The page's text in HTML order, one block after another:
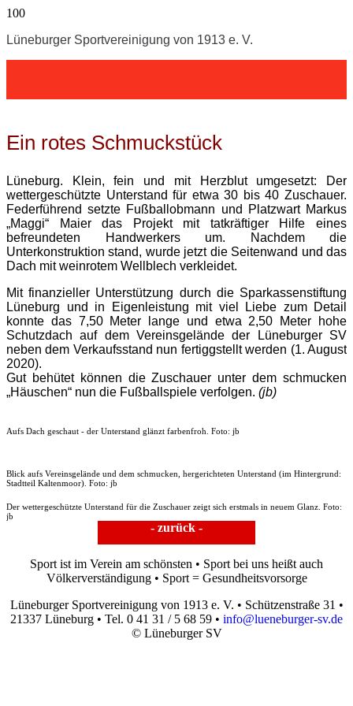
Lüneburger Sportvereinigung von 1913 e. V.
Ein rotes Schmuckstück
Lüneburg. Klein, fein und mit Herzblut umgesetzt: Der
wettergeschützte Unterstand für etwa 30 bis 40 Zuschauer.
Federführend setzte Fußballobmann und Platzwart Markus
„Maggi“ Maier das Projekt mit tatkräftiger Hilfe eines
befreundeten Handwerkers um. Nachdem die
Unterkonstruktion stand, wurde jetzt die Seitenwand und das
Dach mit weinrotem Wellblech verkleidet.
Mit finanzieller Unterstützung durch die Sparkassenstiftung
Lüneburg und in Eigenleistung mit viel Liebe zum Detail
konnte das 7,50 Meter lange und etwa 2,50 Meter hohe
Schutzdach auf dem Vereinsgelände der Lüneburger SV
neben dem Verkaufsstand nun fertiggstellt werden (1. August
2020).
Gut behütet können die Zuschauer unter dem schmucken
„Häuschen“ nun die Fußballspiele verfolgen. (jb)
Aufs Dach geschaut - der Unterstand glänzt farbenfroh. Foto: jb
Blick aufs Vereinsgelände und dem schmucken, hergerichteten Unterstand (im Hintergrund:
Stadtteil Kaltenmoor). Foto: jb
Der wettergeschützte Unterstand für die Zuschauer zeigt sich erstmals in neuem Glanz. Foto:
jb
- zurück -
Sport ist im Verein am schönsten • Sport bei uns heißt auch
Völkerverständigung • Sport = Gesundheitsvorsorge
Lüneburger Sportvereinigung von 1913 e. V. • Schützenstraße 31 •
21337 Lüneburg • Tel. 0 41 31 / 5 68 59 • info@lueneburger-sv.de
© Lüneburger SV